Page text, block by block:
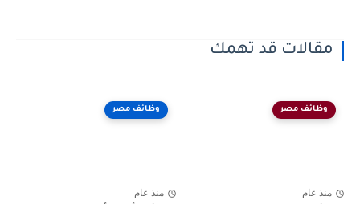
مقالات قد تهمك
وظائف مصر
منذ عام
وظائف مصر
منذ عام